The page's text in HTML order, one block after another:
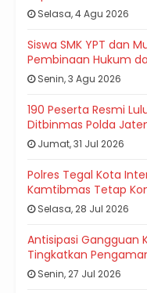
Selasa, 4 Agu 2026
Siswa SMK YPT dan
Pembinaan Hukum
Senin, 3 Agu 2026
190 Peserta Resmi
Ditbinmas Polda
Jumat, 31 Jul 2026
Polres Tegal Kota
Kamtibmas Tetap
Selasa, 28 Jul 2026
Antisipasi Gangguan
Tingkatkan
Senin, 27 Jul 2026